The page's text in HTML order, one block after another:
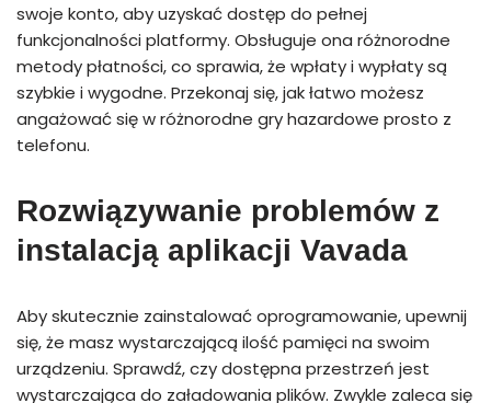
swoje konto, aby uzyskać dostęp do pełnej
funkcjonalności platformy. Obsługuje ona różnorodne
metody płatności, co sprawia, że wpłaty i wypłaty są
szybkie i wygodne. Przekonaj się, jak łatwo możesz
angażować się w różnorodne gry hazardowe prosto z
telefonu.
Rozwiązywanie problemów z
instalacją aplikacji Vavada
Aby skutecznie zainstalować oprogramowanie, upewnij
się, że masz wystarczającą ilość pamięci na swoim
urządzeniu. Sprawdź, czy dostępna przestrzeń jest
wystarczająca do załadowania plików. Zwykle zaleca się